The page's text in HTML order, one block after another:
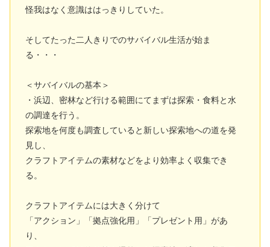
怪我はなく意識ははっきりしていた。
そしてたった二人きりでのサバイバル生活が始ま
る・・・
＜サバイバルの基本＞
・浜辺、密林など行ける範囲にてまずは探索・食料と水
の調達を行う。
探索地を何度も調査していると新しい探索地への道を発
見し、
クラフトアイテムの素材などをより効率よく収集でき
る。
クラフトアイテムには大きく分けて
「アクション」「拠点強化用」「プレゼント用」があ
り、